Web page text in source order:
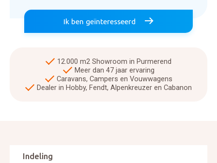
Ik ben geïnteresseerd
12.000 m2 Showroom in Purmerend
Meer dan 47 jaar ervaring
Caravans, Campers en Vouwwagens
Dealer in Hobby, Fendt, Alpenkreuzer en Cabanon
Indeling